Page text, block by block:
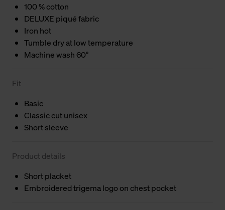
100 % cotton
DELUXE piqué fabric
Iron hot
Tumble dry at low temperature
Machine wash 60°
Fit
Basic
Classic cut unisex
Short sleeve
Product details
Short placket
Embroidered trigema logo on chest pocket